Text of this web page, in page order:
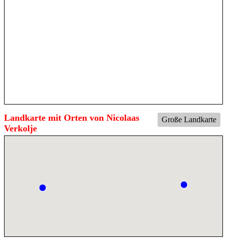
Große Landkarte
Landkarte mit Orten von Nicolaas
Verkolje